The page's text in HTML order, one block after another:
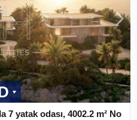
7 yatak odası, 4002.2 m² No